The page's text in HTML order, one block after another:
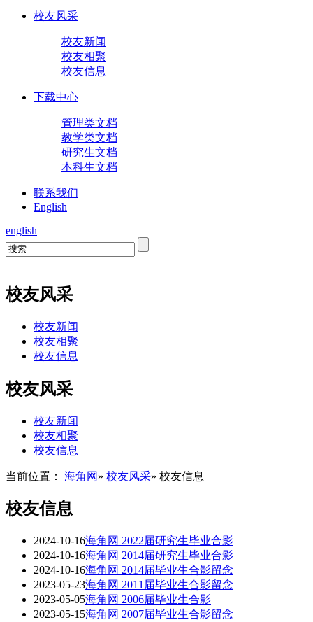
校友风采
校友新闻
校友相聚
校友信息
下载中心
管理类文档
教学类文档
研究生文档
本科生文档
联系我们
English
english
校友风采
校友新闻
校友相聚
校友信息
校友风采
校友新闻
校友相聚
校友信息
当前位置： 海角网 » 校友风采» 校友信息
校友信息
2024-10-16海角网 2022届研究生毕业合影
2024-10-16海角网 2014届研究生毕业合影
2024-10-16海角网 2014届毕业生合影留念
2023-05-23海角网 2011届毕业生合影留念
2023-05-05海角网 2006届毕业生合影
2023-05-15海角网 2007届毕业生合影留念